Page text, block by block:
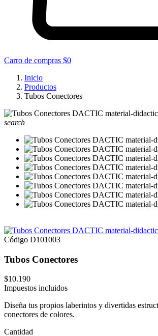
Carro de compras $0
Inicio
Productos
Tubos Conectores
search
Código D101003
Tubos Conectores
$10.190
Impuestos incluidos
Diseña tus propios laberintos y divertidas
conectores de colores.
Cantidad